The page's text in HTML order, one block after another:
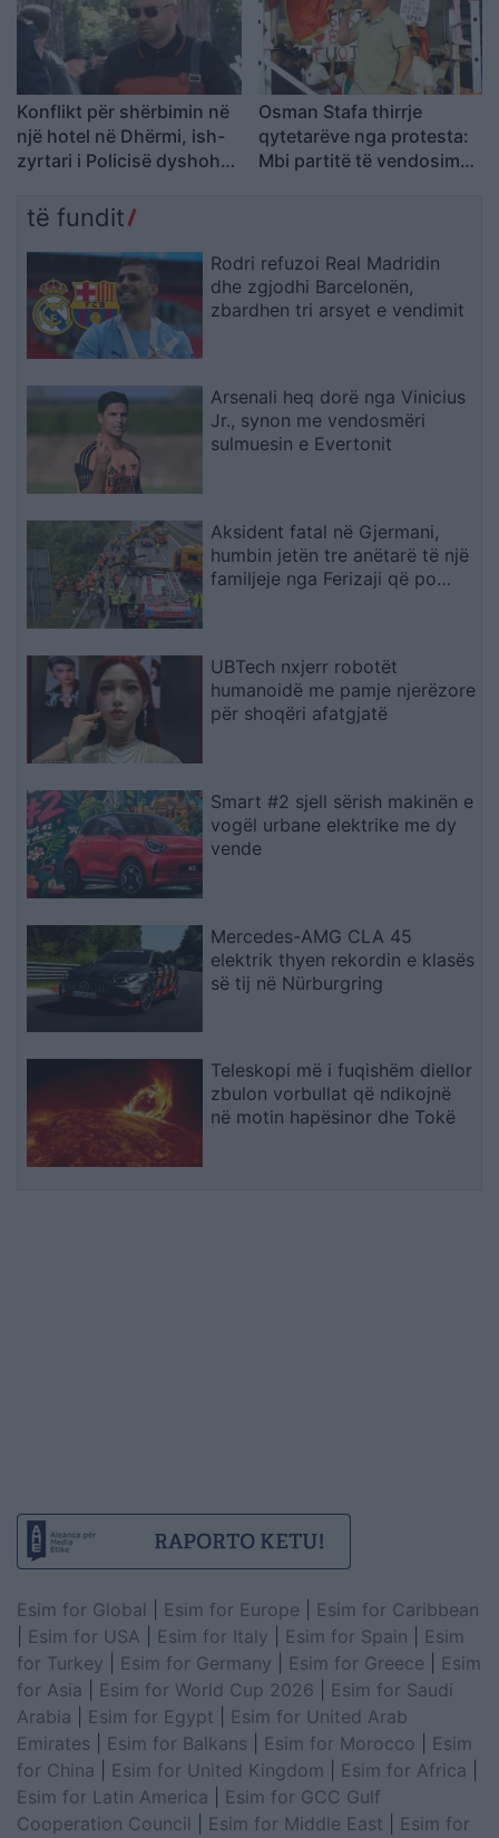
Konflikt për shërbimin në
një hotel në Dhërmi, ish-
zyrtari i Policisë dyshohet
dhe administratorin
Osman Stafa thirrje
qytetarëve nga protesta:
Mbi partitë të vendosim
të fundit
Rodri refuzoi Real Madridin
dhe zgjodhi Barcelonën,
zbardhen tri arsyet e vendimit
Arsenali heq dorë nga Vinicius
Jr., synon me vendosmëri
sulmuesin e Evertonit
Aksident fatal në Gjermani,
humbin jetën tre anëtarë të një
familjeje nga Ferizaji që po
UBTech nxjerr robotët
humanoidë me pamje njerëzore
për shoqëri afatgjatë
Smart #2 sjell sërish makinën e
vogël urbane elektrike me dy
vende
Mercedes-AMG CLA 45
elektrik thyen rekordin e klasës
së tij në Nürburgring
Teleskopi më i fuqishëm diellor
zbulon vorbullat që ndikojnë
në motin hapësinor dhe Tokë
Esim for Global Esim for Europe
Esim for Caribbean
Esim for USA Esim for Italy Esim for Spain
Esim
for Turkey
Esim for Germany Esim for Greece
Esim
for Asia
Esim for World Cup 2026
Esim for Saudi
Arabia
Esim for Egypt
Esim for United Arab
Emirates
Esim for Balkans Esim for Morocco
Esim
for China
Esim for United Kingdom Esim for Africa
Esim for Latin America
Esim for GCC Gulf
Cooperation Council
Esim for Middle East
Esim for